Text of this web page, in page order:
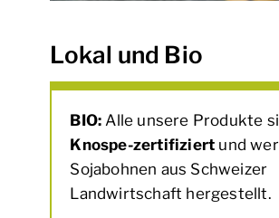
Lokal und Bio
BIO: Alle unsere Produkte
Knospe-zertifiziert und
Sojabohnen aus Schweizer
Landwirtschaft hergestellt.